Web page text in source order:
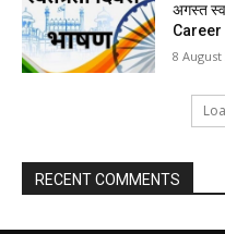
अगस्त
8 August
RECENT COMMENTS